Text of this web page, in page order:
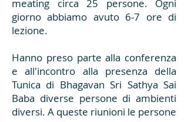
meating circa 25 persone. Ogni
giorno abbiamo avuto 6-7 ore di
lezione.
Hanno preso parte alla conferenza
e all'incontro alla presenza della
Tunica di Bhagavan Sri Sathya Sai
Baba diverse persone di ambienti
diversi. A queste riunioni le persone